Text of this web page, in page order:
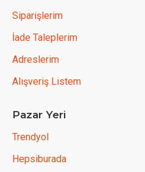
Siparişlerim
İade Taleplerim
Adreslerim
Alışveriş Listem
Pazar Yeri
Trendyol
Hepsiburada